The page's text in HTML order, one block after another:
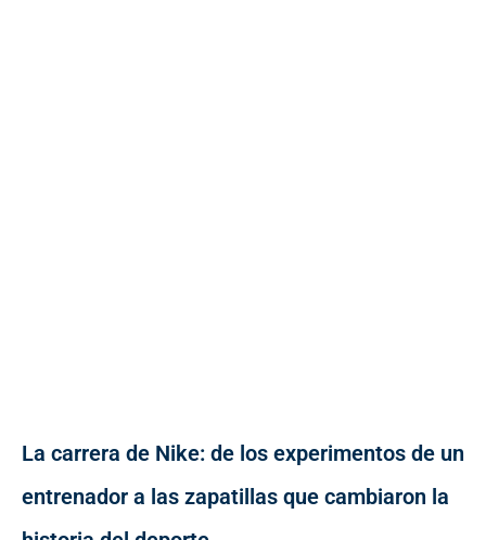
La carrera de Nike: de los experimentos de un
entrenador a las zapatillas que cambiaron la